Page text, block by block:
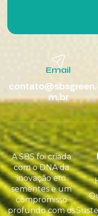
Email
m.br
A SBS foi criada
com o DNA da
inovação em
sementes e um
compromisso
profundo com os